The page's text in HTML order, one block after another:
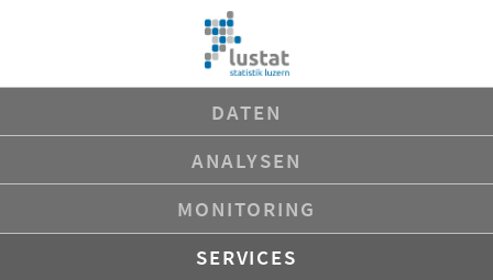
DATEN
ANALYSEN
MONITORING
SERVICES